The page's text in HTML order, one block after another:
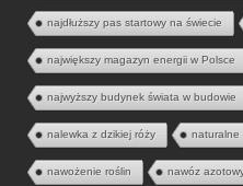
najdłuższy pas startowy na świecie
największy magazyn energii w Polsce
najwyższy budynek świata w budowie
nalewka z dzikiej róży naturalne
nawożenie roślin nawóz